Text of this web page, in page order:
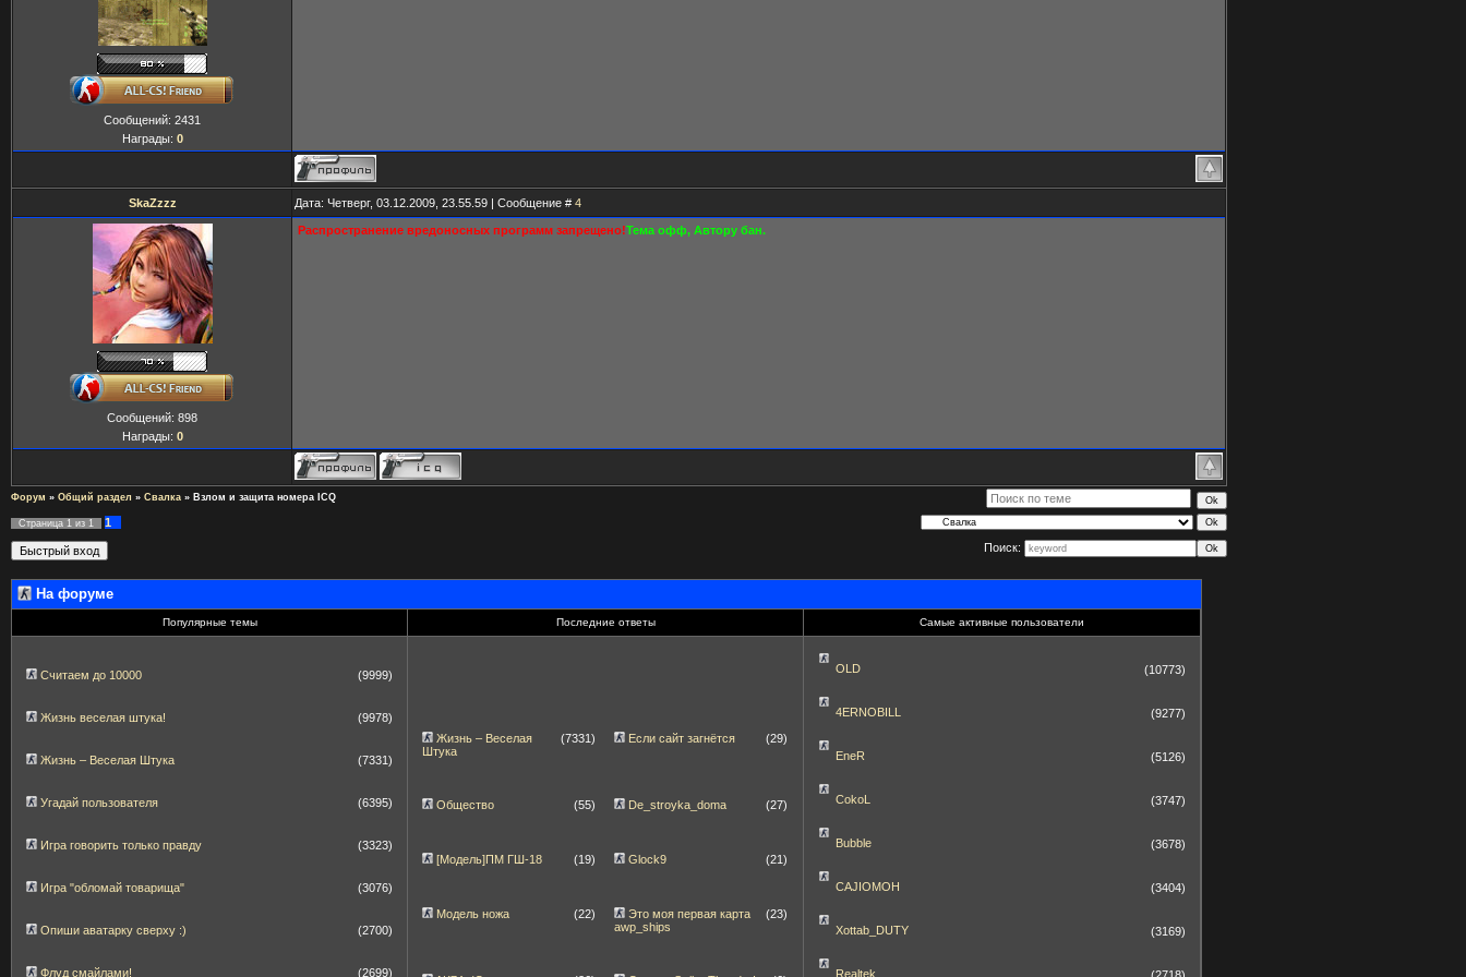
Сообщений: 2431
Награды: 0
SkaZzzz Дата: Четверг, 03.12.2009, 23.55.59 | Сообщение # 4
Сообщений: 898
Награды: 0
Распространение вредоносных программ запрещено!Тема офф, Автору бан.
Форум » Общий раздел » Свалка » Взлом и защита номера ICQ
Страница 1 из 1
1
Поиск:
На форуме
Популярные темы Последние ответы Самые активные пользователи
Считаем до 10000 (9999)
Жизнь веселая штука! (9978)
Жизнь – Веселая Штука (7331)
Угадай пользователя (6395)
Игра говорить только правду (3323)
Игра "обломай товарища" (3076)
Опиши аватарку сверху :) (2700)
Флуд смайлами! (2699)
Жизнь – Веселая
Штука
(7331) Если сайт загнётся (29)
Общество (55) De_stroyka_doma (27)
[Модель]ПМ ГШ-18 (19) Glock9 (21)
Модель ножа (22)
Это моя первая карта
awp_ships
(23)
OLD (10773)
4ERNOBILL (9277)
EneR (5126)
CokoL (3747)
Bubble (3678)
CAJIOMOH (3404)
Xottab_DUTY (3169)
Realtek